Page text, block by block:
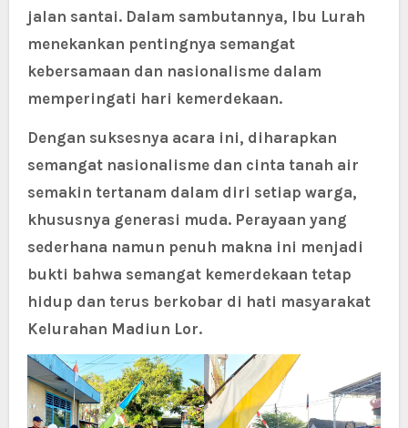
jalan santai. Dalam sambutannya, Ibu Lurah
menekankan pentingnya semangat
kebersamaan dan nasionalisme dalam
memperingati hari kemerdekaan.
Dengan suksesnya acara ini, diharapkan
semangat nasionalisme dan cinta tanah air
semakin tertanam dalam diri setiap warga,
khususnya generasi muda. Perayaan yang
sederhana namun penuh makna ini menjadi
bukti bahwa semangat kemerdekaan tetap
hidup dan terus berkobar di hati masyarakat
Kelurahan Madiun Lor.